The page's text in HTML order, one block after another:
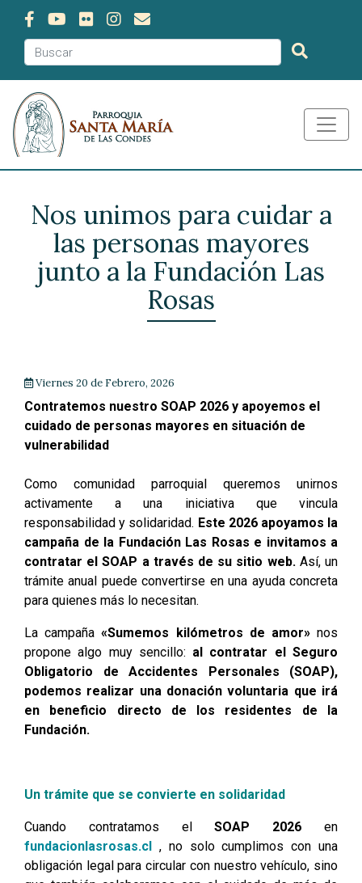
Nos unimos para cuidar a
las personas mayores
junto a la Fundación Las
Rosas
Viernes 20 de Febrero, 2026
Contratemos nuestro SOAP 2026 y apoyemos el
cuidado de personas mayores en situación de
vulnerabilidad
Como comunidad parroquial queremos unirnos
activamente a una iniciativa que vincula
responsabilidad y solidaridad. Este 2026 apoyamos la
campaña de la Fundación Las Rosas e invitamos a
contratar el SOAP a través de su sitio web.Así, un
trámite anual puede convertirse en una ayuda concreta
para quienes más lo necesitan.
La campaña«Sumemos kilómetros de amor»nos
propone algo muy sencillo: al contratar el Seguro
Obligatorio de Accidentes Personales (SOAP),
podemos realizar una donación voluntaria que irá
en beneficio directo de los residentes de la
Fundación.
Un trámite que se convierte en solidaridad
Cuando contratamos elSOAP 2026 en
fundacionlasrosas.cl , no solo cumplimos con una
obligación legal para circular con nuestro vehículo, sino